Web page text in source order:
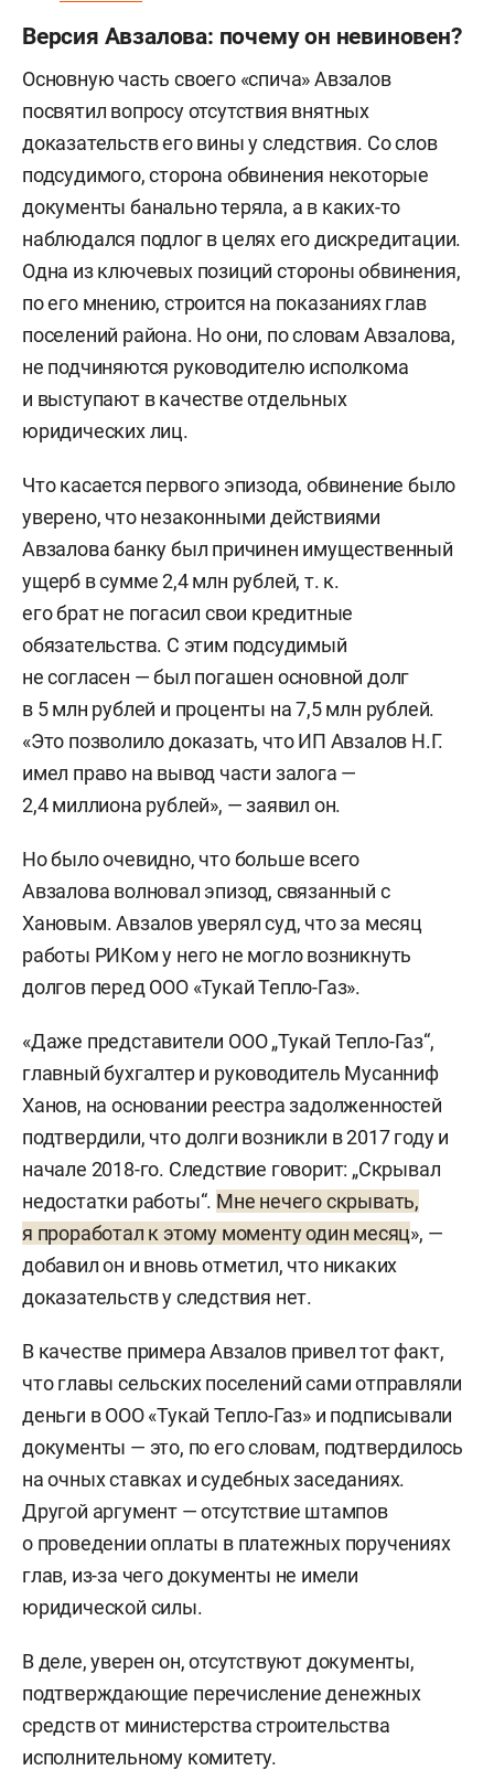
Версия Авзалова: почему он невиновен?
Основную часть своего «спича» Авзалов
посвятил вопросу отсутствия внятных
доказательств его вины у следствия. Со слов
подсудимого, сторона обвинения некоторые
документы банально теряла, а в каких-то
наблюдался подлог в целях его дискредитации.
Одна из ключевых позиций стороны обвинения,
по его мнению, строится на показаниях глав
поселений района. Но они, по словам Авзалова,
не подчиняются руководителю исполкома
и выступают в качестве отдельных
юридических лиц.
Что касается первого эпизода, обвинение было
уверено, что незаконными действиями
Авзалова банку был причинен имущественный
ущерб в сумме 2,4 млн рублей, т. к.
его брат не погасил свои кредитные
обязательства. С этим подсудимый
не согласен — был погашен основной долг
в 5 млн рублей и проценты на 7,5 млн рублей.
«Это позволило доказать, что ИП Авзалов Н.Г.
имел право на вывод части залога —
2,4 миллиона рублей», — заявил он.
Но было очевидно, что больше всего
Авзалова волновал эпизод, связанный с
Хановым. Авзалов уверял суд, что за месяц
работы РИКом у него не могло возникнуть
долгов перед ООО «Тукай Тепло-Газ».
«Даже представители ООО „Тукай Тепло-Газ“,
главный бухгалтер и руководитель Мусанниф
Ханов, на основании реестра задолженностей
подтвердили, что долги возникли в 2017 году и
начале 2018-го. Следствие говорит: „Скрывал
недостатки работы“. Мне нечего скрывать,
я проработал к этому моменту один месяц», —
добавил он и вновь отметил, что никаких
доказательств у следствия нет.
В качестве примера Авзалов привел тот факт,
что главы сельских поселений сами отправляли
деньги в ООО «Тукай Тепло-Газ» и подписывали
документы — это, по его словам, подтвердилось
на очных ставках и судебных заседаниях.
Другой аргумент — отсутствие штампов
о проведении оплаты в платежных поручениях
глав, из-за чего документы не имели
юридической силы.
В деле, уверен он, отсутствуют документы,
подтверждающие перечисление денежных
средств от министерства строительства
исполнительному комитету.